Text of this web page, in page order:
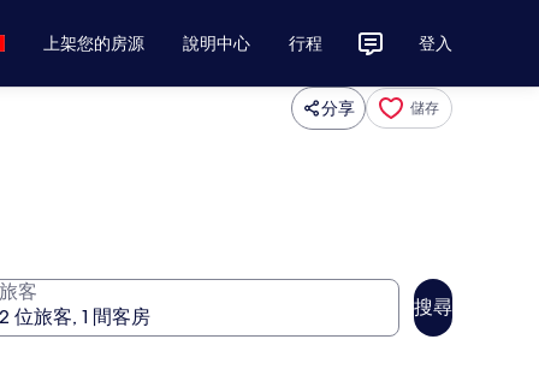
上架您的房源 說明中心 行程 登入
分享 儲存
旅客
搜尋